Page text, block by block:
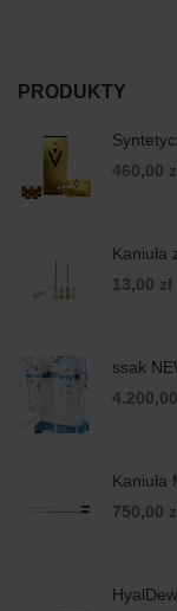
PRODUKTY
460,00
Kaniula
13,00 zł
ssak
4.200,00
Kaniula
750,00